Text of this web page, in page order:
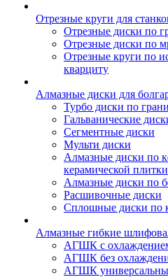
Отрезные круги для
Отрезные диски по
Отрезные диски по
Отрезные круги по
кварциту
Алмазные диски для
Турбо диски по
Гальванические
Сегментные диски
Мульти диски
Алмазные диски по
керамической плитки
Алмазные диски по
Расшивочные диски
Сплошные диски по
Алмазные гибкие
АГШК с
АГШК без
АГШК